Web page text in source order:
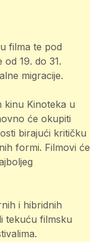
filma te pod
19. do 31.
migracije.
kinu Kinoteka u
će okupiti
birajući kritičku
formi. Filmovi će
i hibridnih
tekuću filmsku